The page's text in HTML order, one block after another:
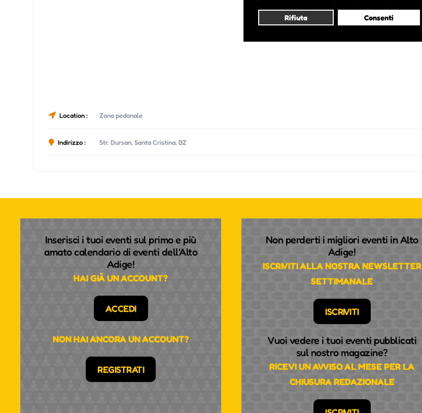
Rifiuta Consenti
Location : Zona pedonale
Indirizzo : Str. Dursan, Santa Cristina, BZ
Inserisci i tuoi eventi sul primo e più
amato calendario di eventi dell'Alto
Adige!
HAI GIÀ UN ACCOUNT?
ACCEDI
NON HAI ANCORA UN ACCOUNT?
REGISTRATI
Non perderti i migliori eventi in Alto
Adige!
ISCRIVITI ALLA NOSTRA NEWSLETTER
SETTIMANALE
ISCRIVITI
Vuoi vedere i tuoi eventi pubblicati
sul nostro magazine?
RICEVI UN AVVISO AL MESE PER LA
CHIUSURA REDAZIONALE